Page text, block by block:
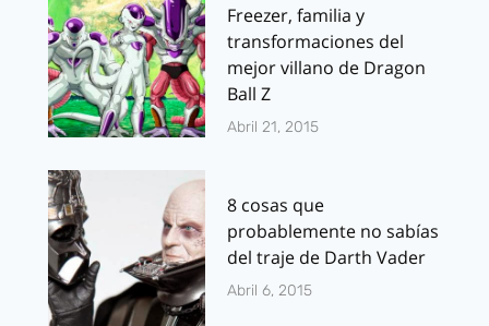
Freezer, familia y
transformaciones del
mejor villano de Dragon
Ball Z
Abril 21, 2015
8 cosas que
probablemente no sabías
del traje de Darth Vader
Abril 6, 2015